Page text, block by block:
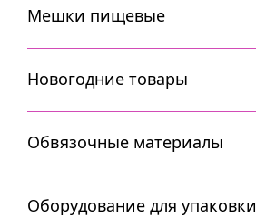
Мешки пищевые
Новогодние товары
Обвязочные материалы
Оборудование для упаковки